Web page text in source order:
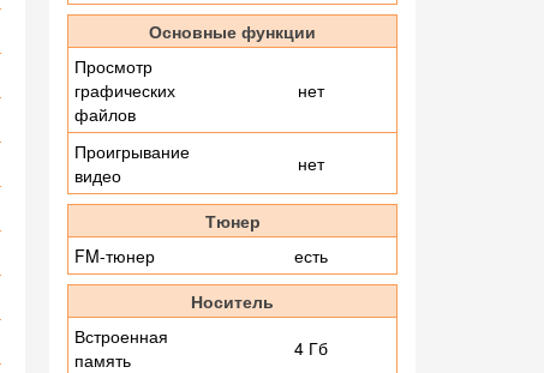
Основные функции
Просмотр
графических
файлов
нет
Проигрывание
видео
нет
Тюнер
FM-тюнер
есть
Носитель
Встроенная
память
4 Гб